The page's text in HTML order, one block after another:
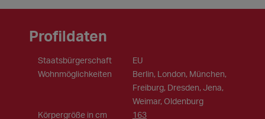
Profildaten
Staatsbürgerschaft
EU
Wohnmöglichkeiten
Berlin, London, München,
Freiburg, Dresden, Jena,
Weimar, Oldenburg
Körpergröße in cm
163